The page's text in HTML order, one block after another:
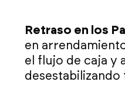
Retraso en los
en
el flujo de caja y
desestabilizando